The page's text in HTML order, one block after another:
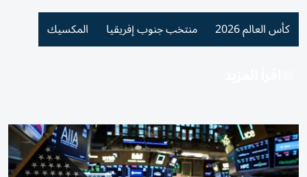
كأس العالم 2026 منتخب جنوب إفريقيا المكسيك